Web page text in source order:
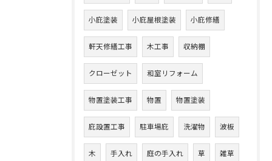
小庇塗装 小庇屋根塗装 小庇修繕
軒天修繕工事 木工事 収納棚
クローゼット 和室リフォーム
物置塗装工事 物置 物置塗装
庇設置工事 駐車場庇 洗濯物 波板
木 手入れ 庭の手入れ 草 雑草